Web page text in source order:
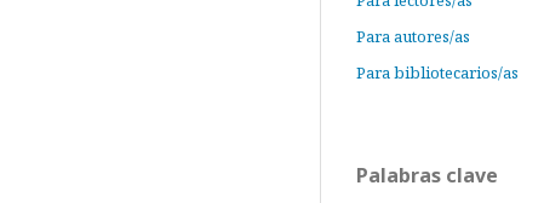
Para autores/as
Para bibliotecarios/as
Palabras clave